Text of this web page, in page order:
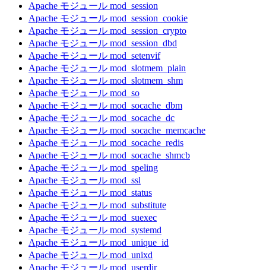
Apache モジュール mod_session
Apache モジュール mod_session_cookie
Apache モジュール mod_session_crypto
Apache モジュール mod_session_dbd
Apache モジュール mod_setenvif
Apache モジュール mod_slotmem_plain
Apache モジュール mod_slotmem_shm
Apache モジュール mod_so
Apache モジュール mod_socache_dbm
Apache モジュール mod_socache_dc
Apache モジュール mod_socache_memcache
Apache モジュール mod_socache_redis
Apache モジュール mod_socache_shmcb
Apache モジュール mod_speling
Apache モジュール mod_ssl
Apache モジュール mod_status
Apache モジュール mod_substitute
Apache モジュール mod_suexec
Apache モジュール mod_systemd
Apache モジュール mod_unique_id
Apache モジュール mod_unixd
Apache モジュール mod_userdir